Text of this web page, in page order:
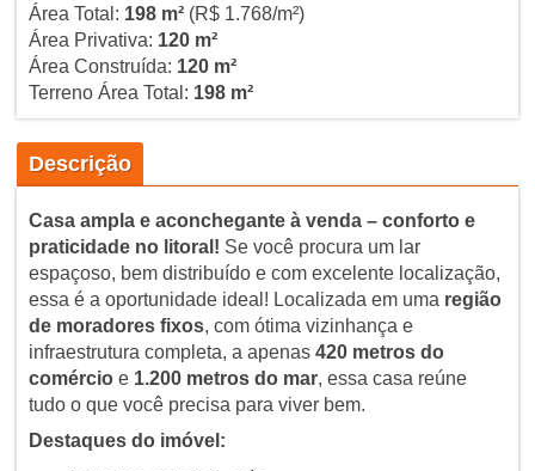
Área Total: 198 m²(R$ 1.768/m²)
Área Privativa: 120 m²
Área Construída: 120 m²
Terreno Área Total: 198 m²
Descrição
Casa ampla e aconchegante à venda – conforto e
praticidade no litoral! Se você procura um lar
espaçoso, bem distribuído e com excelente localização,
essa é a oportunidade ideal! Localizada em uma região
de moradores fixos, com ótima vizinhança e
infraestrutura completa, a apenas 420 metros do
comércioe 1.200 metros do mar, essa casa reúne
tudo o que você precisa para viver bem.
Destaques do imóvel: